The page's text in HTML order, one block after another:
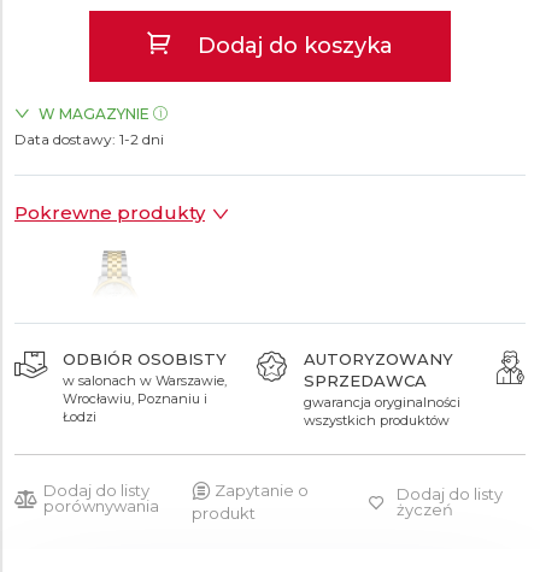
Dodaj do koszyka
W MAGAZYNIE
ZEGARKI.PL Sky Tower Wrocław
Data dostawy: 1-2 dni
Pokrewne produkty
2 430 zł
ODBIÓR OSOBISTY
w salonach w Warszawie,
Wrocławiu, Poznaniu i
Łodzi
AUTORYZOWANY
SPRZEDAWCA
gwarancja oryginalności
wszystkich produktów
Dodaj do listy
porównywania
Zapytanie o
produkt
Dodaj do listy
życzeń